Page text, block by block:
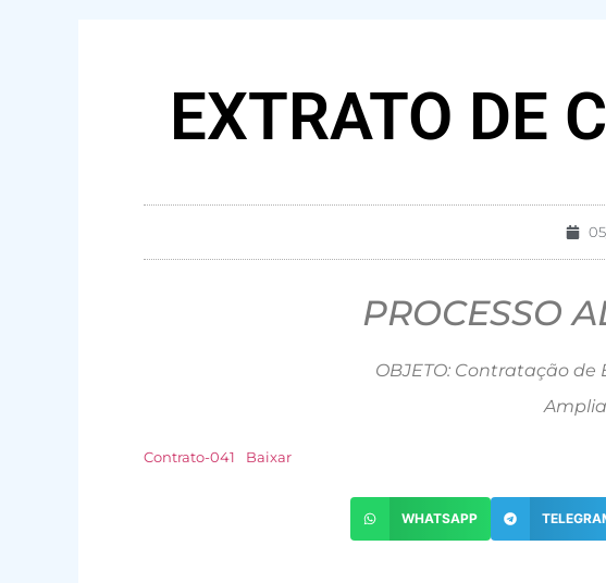
EXTRATO DE
PROCESSO
OBJETO: Contratação
Contrato-041 Baixar
WHATSAPP